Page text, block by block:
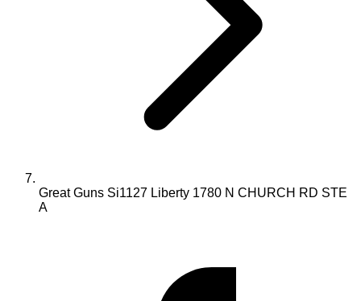
Great Guns Si1127 Liberty 1780 N CHURCH RD STE
A